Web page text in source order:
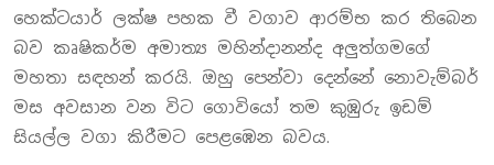
හෙක්ටයාර් ලක්ෂ පහක වී වගාව ආරම්භ කර තිබෙන
බව කෘෂිකර්ම අමාත්‍ය මහින්දානන්ද අලුත්ගමගේ
මහතා සඳහන් කරයි. ඔහු පෙන්වා දෙන්නේ නොවැම්බර්
මස අවසාන වන විට ගොවියෝ තම කුඹුරු ඉඩම්
සියල්ල වගා කිරීමට පෙළඹෙන බවය.